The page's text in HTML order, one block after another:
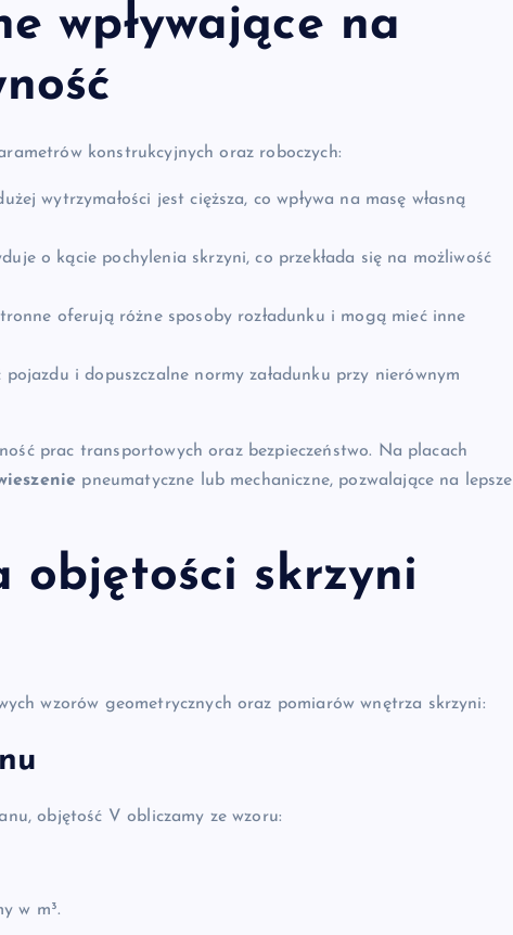
wpływające na
konstrukcyjnych oraz roboczych:
wytrzymałości jest cięższa, co wpływa na masę własną
o kącie pochylenia skrzyni, co przekłada się na możliwość
oferują różne sposoby rozładunku i mogą mieć inne
i dopuszczalne normy załadunku przy nierównym
prac transportowych oraz bezpieczeństwo. Na placach
pneumatyczne lub mechaniczne, pozwalające na lepsze
objętości skrzyni
wzorów geometrycznych oraz pomiarów wnętrza skrzyni:
objętość V obliczamy ze wzoru:
w m³.